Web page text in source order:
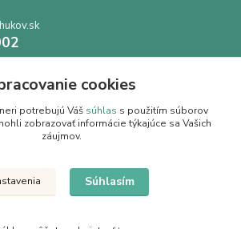
Upravit sběr cookies.
Juhokov & Kovostyl s.r.o
cookies
potrebujú Váš súhlas s použitím súborov
zobrazovať informácie týkajúce sa Vašich
záujmov.
Súhlasím